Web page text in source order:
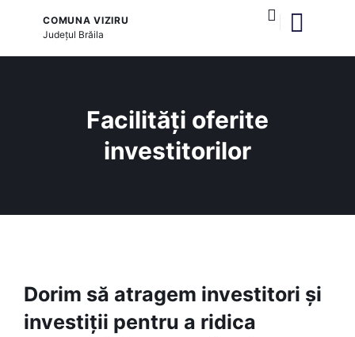
COMUNA VIZIRU
Județul Brăila
Facilități oferite
investitorilor
Dorim să atragem investitori și
investiții pentru a ridica